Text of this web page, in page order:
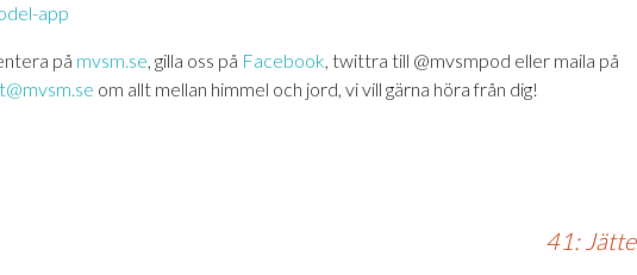
app
på mvsm.se, gilla oss på Facebook, twittra till @mvsmpod eller maila på
om allt mellan himmel och jord, vi vill gärna höra från dig!
41: